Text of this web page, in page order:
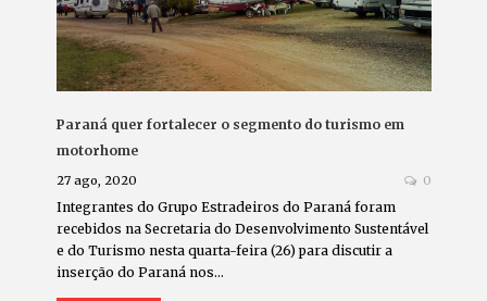
Paraná quer fortalecer o segmento do turismo em
motorhome
27 ago, 2020 0
Integrantes do Grupo Estradeiros do Paraná foram
recebidos na Secretaria do Desenvolvimento Sustentável
e do Turismo nesta quarta-feira (26) para discutir a
inserção do Paraná nos…